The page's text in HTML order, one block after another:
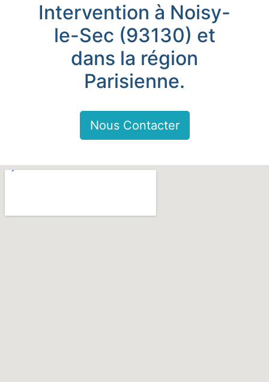
Intervention à Noisy-
le-Sec (93130) et
dans la région
Parisienne.
Nous Contacter